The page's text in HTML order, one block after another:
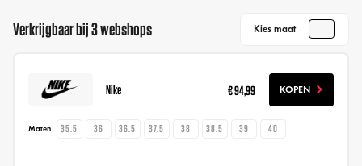
Verkrijgbaar bij 3 webshops Kies maat
Nike € 94,99 KOPEN
Maten 35.5 36 36.5 37.5 38 38.5 39 40